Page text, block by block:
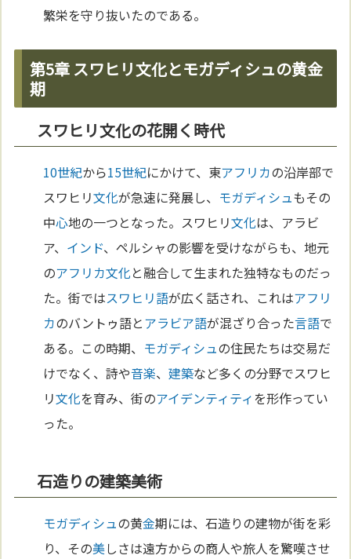
繁栄を守り抜いたのである。
第5章 スワヒリ文化とモガディシュの黄金
期
スワヒリ文化の花開く時代
10世紀から15世紀にかけて、東アフリカの沿岸部で
スワヒリ文化が急速に発展し、 モガディシュもその
中心地の一つとなった。スワヒリ文化は、アラビ
ア、 インド、ペルシャの影響を受けながらも、地元
のアフリカ文化と融合して生まれた独特なものだっ
た。街ではスワヒリ語が広く話され、これはアフリ
カのバントゥ語とアラビア語が混ざり合った言語で
ある。この時期、 モガディシュの住民たちは交易だ
けでなく、詩や音楽、建築など多くの分野でスワヒ
リ文化を育み、街のアイデンティティを形作ってい
った。
石造りの建築美術
モガディシュの黄金期には、石造りの建物が街を彩
り、その美しさは遠方からの商人や旅人を驚嘆させ